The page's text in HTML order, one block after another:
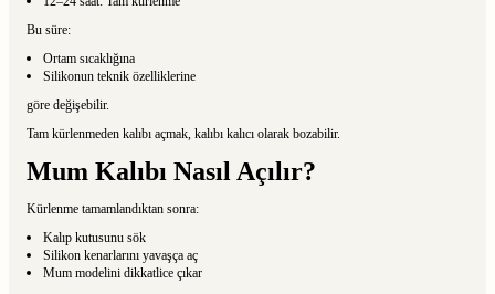
Bu süre:
Ortam sıcaklığına
Silikonun teknik özelliklerine
göre değişebilir.
Tam kürlenmeden kalıbı açmak, kalıbı kalıcı olarak bozabilir.
Mum Kalıbı Nasıl Açılır?
Kürlenme tamamlandıktan sonra:
Kalıp kutusunu sök
Silikon kenarlarını yavaşça aç
Mum modelini dikkatlice çıkar